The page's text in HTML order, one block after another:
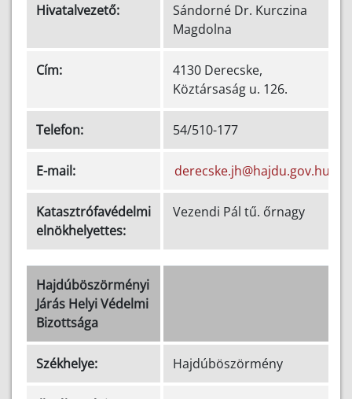
Hivatalvezető:
Sándorné Dr. Kurczina
Magdolna
Cím:
4130 Derecske,
Köztársaság u. 126.
Telefon: 54/510-177
E-mail: derecske.jh@hajdu.gov.hu
Katasztrófavédelmi
elnökhelyettes:
Vezendi Pál tű. őrnagy
Hajdúböszörményi
Járás Helyi Védelmi
Bizottsága
Székhelye: Hajdúböszörmény